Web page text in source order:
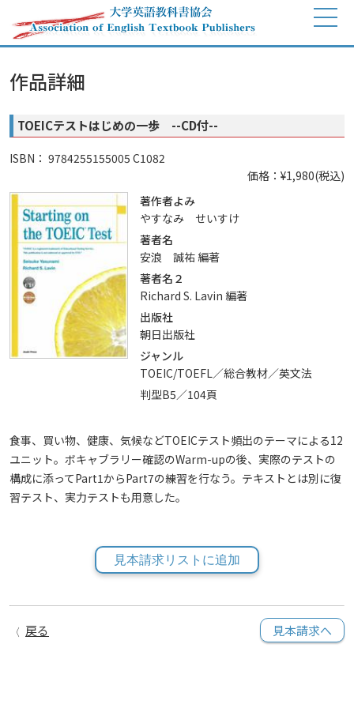
作品詳細
TOEICテストはじめの一歩 --CD付--
ISBN： 9784255155005 C1082
価格：¥1,980(税込)
著作者よみ
やすなみ せいすけ
著者名
安浪 誠祐 編著
著者名２
Richard S. Lavin 編著
出版社
朝日出版社
ジャンル
TOEIC/TOEFL／総合教材／英文法
判型B5／104頁
食事、買い物、健康、気候などTOEICテスト頻出のテーマによる12
ユニット。ボキャブラリー確認のWarm-upの後、実際のテストの
構成に添ってPart1からPart7の練習を行なう。テキストとは別に復
習テスト、実力テストも用意した。
見本請求リストに追加
戻る 見本請求へ